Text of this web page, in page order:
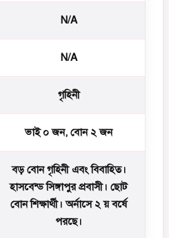
N/A
N/A
গৃহিনী
ভাই ০ জন, বোন ২ জন
বড় বোন গৃহিনী এবং বিবাহিত।
হাসবেন্ড সিঙ্গাপুর প্রবাসী। ছোট
বোন শিক্ষার্থী। অর্নাসে ২ য় বর্ষে
পরছে।